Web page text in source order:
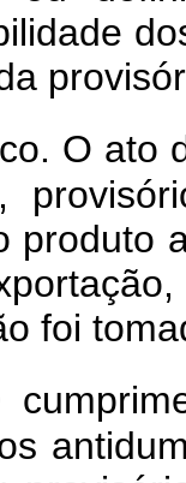
O ato
produto
foi